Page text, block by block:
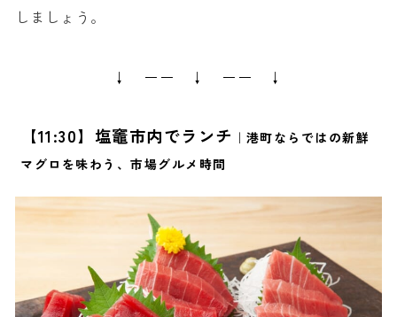
しましょう。
↓ ーー ↓ ーー ↓
【11:30】塩竈市内でランチ ｜港町ならではの新鮮
マグロを味わう、市場グルメ時間